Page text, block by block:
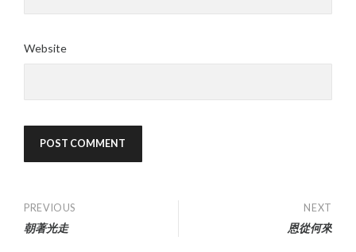
Website
Post
PREVIOUS
朝著光走
NEXT
恩從何來